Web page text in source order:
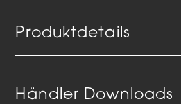
Produktdetails
Händler Downloads